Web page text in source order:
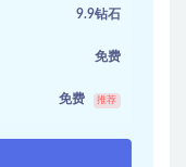
9.9钻石
免费
免费 推荐